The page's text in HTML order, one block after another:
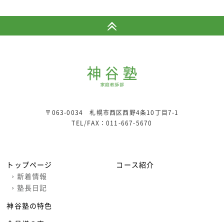
〒063-0034 札幌市西区西野4条10丁目7-1
TEL/FAX：011-667-5670
トップページ
› 新着情報
› 塾長日記
神谷塾の特色
コース紹介